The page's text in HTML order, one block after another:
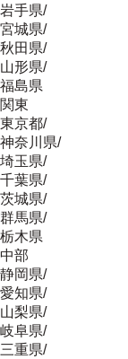
岩手県/
宮城県/
秋田県/
山形県/
福島県
関東
東京都/
神奈川県/
埼玉県/
千葉県/
茨城県/
群馬県/
栃木県
中部
静岡県/
愛知県/
山梨県/
岐阜県/
三重県/